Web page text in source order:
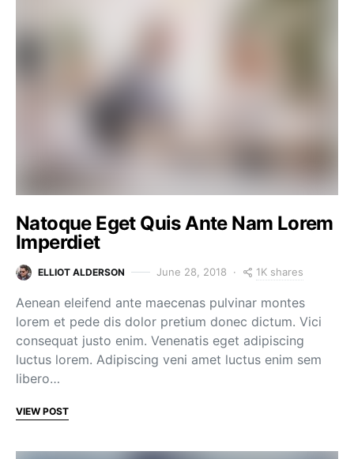
Natoque Eget Quis Ante Nam Lorem
Imperdiet
ELLIOT ALDERSON June 28, 2018 1K shares
Aenean eleifend ante maecenas pulvinar montes
lorem et pede dis dolor pretium donec dictum. Vici
consequat justo enim. Venenatis eget adipiscing
luctus lorem. Adipiscing veni amet luctus enim sem
libero…
VIEW POST